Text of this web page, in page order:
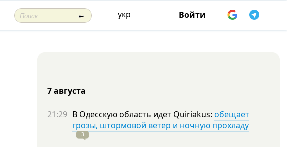
укр Войти
7 августа
21:29 В Одесскую область идет Quiriakus: обещает
грозы, штормовой ветер и ночную прохладу
3